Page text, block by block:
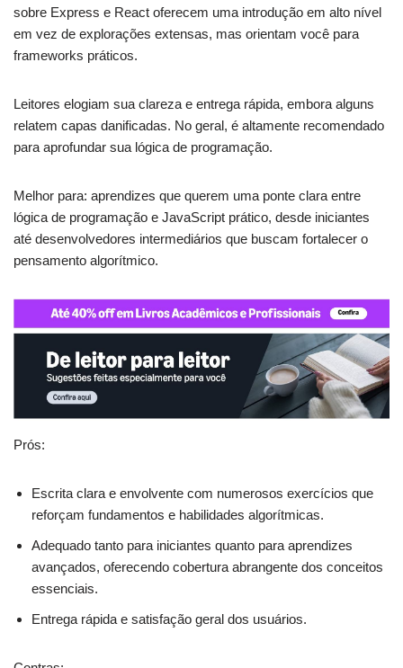
sobre Express e React oferecem uma introdução em alto nível
em vez de explorações extensas, mas orientam você para
frameworks práticos.
Leitores elogiam sua clareza e entrega rápida, embora alguns
relatem capas danificadas. No geral, é altamente recomendado
para aprofundar sua lógica de programação.
Melhor para: aprendizes que querem uma ponte clara entre
lógica de programação e JavaScript prático, desde iniciantes
até desenvolvedores intermediários que buscam fortalecer o
pensamento algorítmico.
Prós:
Escrita clara e envolvente com numerosos exercícios que
reforçam fundamentos e habilidades algorítmicas.
Adequado tanto para iniciantes quanto para aprendizes
avançados, oferecendo cobertura abrangente dos conceitos
essenciais.
Entrega rápida e satisfação geral dos usuários.